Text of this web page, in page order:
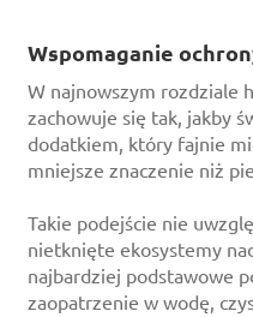
Wspomaganie
W najnowszym rozdziale
zachowuje się tak, jakby
dodatkiem, który fajnie
mniejsze znaczenie niż
Takie podejście nie
nietknięte ekosystemy
najbardziej podstawowe
zaopatrzenie w wodę,